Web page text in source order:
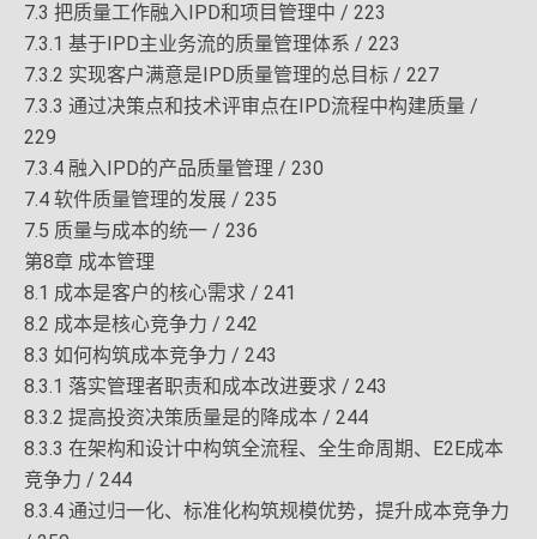
7.3 把质量工作融入IPD和项目管理中 / 223
7.3.1 基于IPD主业务流的质量管理体系 / 223
7.3.2 实现客户满意是IPD质量管理的总目标 / 227
7.3.3 通过决策点和技术评审点在IPD流程中构建质量 /
229
7.3.4 融入IPD的产品质量管理 / 230
7.4 软件质量管理的发展 / 235
7.5 质量与成本的统一 / 236
第8章 成本管理
8.1 成本是客户的核心需求 / 241
8.2 成本是核心竞争力 / 242
8.3 如何构筑成本竞争力 / 243
8.3.1 落实管理者职责和成本改进要求 / 243
8.3.2 提高投资决策质量是的降成本 / 244
8.3.3 在架构和设计中构筑全流程、全生命周期、E2E成本
竞争力 / 244
8.3.4 通过归一化、标准化构筑规模优势，提升成本竞争力